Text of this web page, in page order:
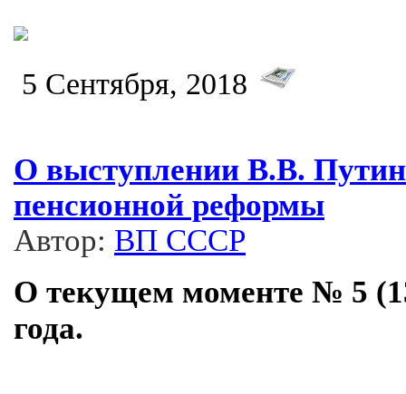
5 Сентября, 2018
О выступлении В.В.
пенсионной реформы
Автор: ВП СССР
О текущем моменте № 5
года.